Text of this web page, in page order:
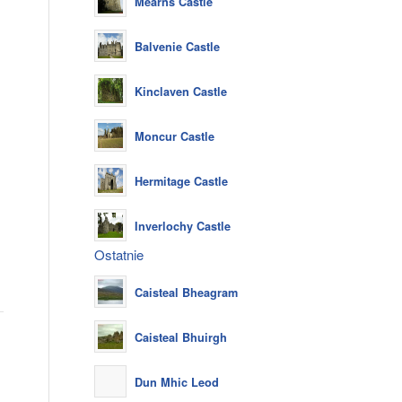
Balvenie Castle
Kinclaven Castle
Moncur Castle
Hermitage Castle
Inverlochy Castle
Ostatnie
Caisteal Bheagram
Caisteal Bhuirgh
Dun Mhic Leod